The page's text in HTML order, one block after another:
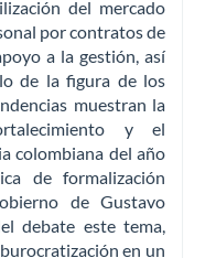
del mercado
por contratos de
a la gestión, así
de la figura de los
muestran la
y el
colombiana del año
de formalización
de Gustavo
debate este tema,
en un